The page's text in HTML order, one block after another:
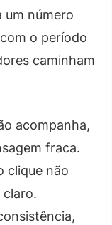
um número
o período
caminham
acompanha,
fraca.
clique não
claro.